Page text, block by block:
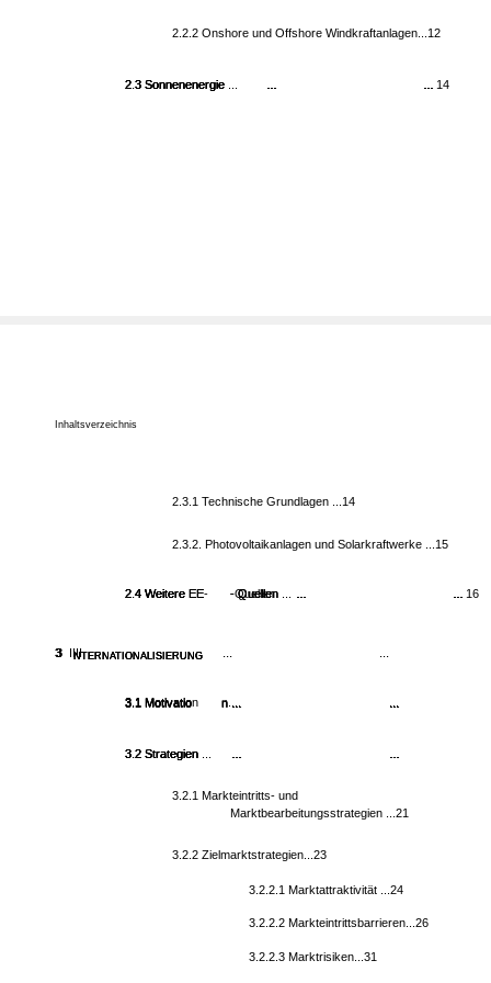
2.2.2 Onshore und Offshore Windkraftanlagen...12
2.3 Sonnenenergie
2.3 Sonnenenergie
2.3 Sonnenenergie
2.3 Sonnenenergie ... ... 14
Inhaltsverzeichnis
2.3.1 Technische Grundlagen ...14
2.3.2. Photovoltaikanlagen und Solarkraftwerke ...15
2.4 Weitere EE
2.4 Weitere EE
2.4 Weitere EE
2.4 Weitere EE- ---Quellen
Quellen
Quellen
Quellen ... ...
...
... ...
...
... 16
3
3
3
3 IIII
NTERNATIONALISIERUNG
NTERNATIONALISIERUNG
NTERNATIONALISIERUNG
NTERNATIONALISIERUNG
3.1 Motivatio
3.1 Motivatio
3.1 Motivatio
3.1 Motivation n
n
n......
...
... ...
...
...
3.2 Strategien
3.2 Strategien
3.2 Strategien
3.2 Strategien ...
3.2.1 Markteintritts- und
Marktbearbeitungsstrategien ...21
3.2.2 Zielmarktstrategien...23
3.2.2.1 Marktattraktivität ...24
3.2.2.2 Markteintrittsbarrieren...26
3.2.2.3 Marktrisiken...31